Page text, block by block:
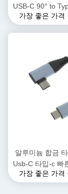
USB-C 90° to
퀵 차지 USB-C
가장 좋은 가격
알루미늄 합금
Usb-C 타입-c 빠
터 케이블 240
가장 좋은 가격